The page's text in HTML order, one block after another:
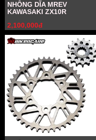
NHÔNG DĨA MREV
KAWASAKI ZX10R
2,100,000đ